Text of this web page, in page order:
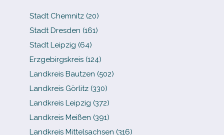
Stadt Chemnitz (20)
Stadt Dresden (161)
Stadt Leipzig (64)
Erzgebirgskreis (124)
Landkreis Bautzen (502)
Landkreis Görlitz (330)
Landkreis Leipzig (372)
Landkreis Meißen (391)
Landkreis Mittelsachsen (316)